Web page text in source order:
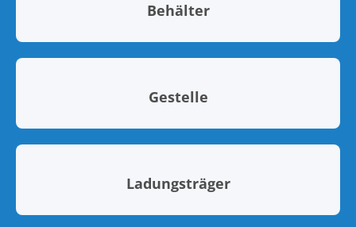
Behälter
Gestelle
Ladungsträger